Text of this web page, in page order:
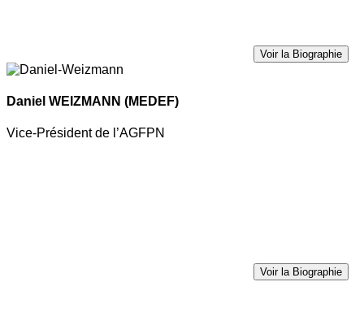
Voir la Biographie
Daniel WEIZMANN (MEDEF)
Vice-Président de l’AGFPN
Voir la Biographie